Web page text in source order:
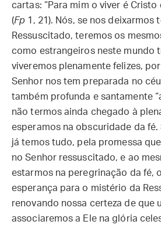
cartas: “Para mim o viver é Cristo
(Fp 1, 21). Nós, se nos deixarmos
Ressuscitado, teremos os
como estrangeiros neste mundo
viveremos plenamente felizes,
Senhor nos tem preparada no
também profunda e santamente
não termos ainda chegado à
esperamos na obscuridade da
já temos tudo, pela promessa
no Senhor ressuscitado, e ao
estarmos na peregrinação da fé,
esperança para o mistério da
renovando nossa certeza de que
associaremos a Ele na glória